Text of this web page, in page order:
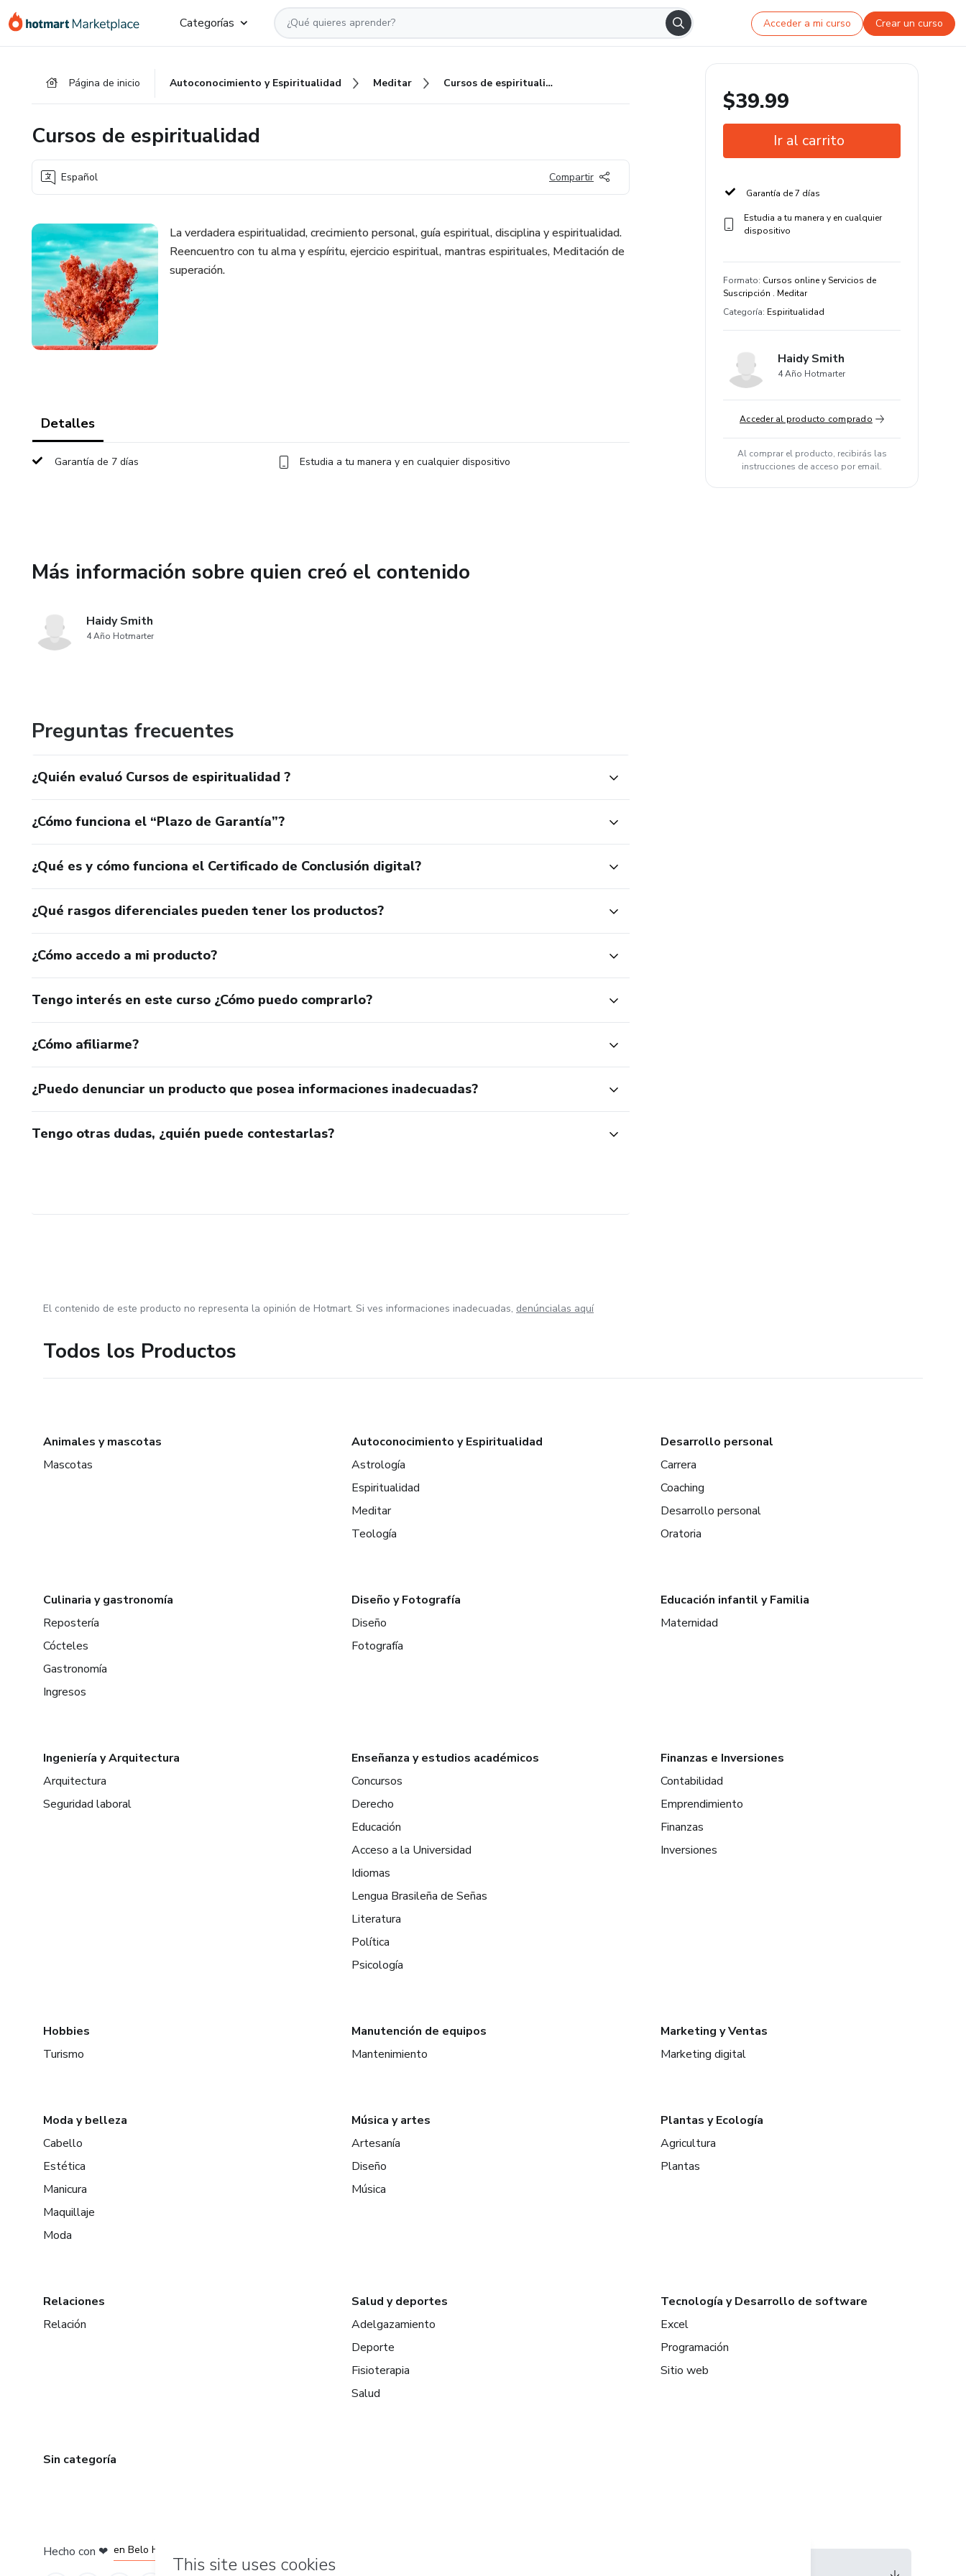
Categorías Acceder a mi curso Crear un curso
Página de inicio Autoconocimiento y Espiritualidad Meditar Cursos de espiritualidad
Cursos de espiritualidad
Español Compartir
La verdadera espiritualidad, crecimiento personal, guía espiritual, disciplina y espiritualidad.
Reencuentro con tu alma y espíritu, ejercicio espiritual, mantras espirituales, Meditación de
superación.
Detalles
Garantía de 7 días Estudia a tu manera y en cualquier dispositivo
Más información sobre quien creó el contenido
Haidy Smith
4 Año Hotmarter
Preguntas frecuentes
¿Quién evaluó Cursos de espiritualidad ?
¿Cómo funciona el “Plazo de Garantía”?
¿Qué es y cómo funciona el Certificado de Conclusión digital?
¿Qué rasgos diferenciales pueden tener los productos?
¿Cómo accedo a mi producto?
Tengo interés en este curso ¿Cómo puedo comprarlo?
¿Cómo afiliarme?
¿Puedo denunciar un producto que posea informaciones inadecuadas?
Tengo otras dudas, ¿quién puede contestarlas?
$39.99
Ir al carrito
Garantía de 7 días
Estudia a tu manera y en cualquier
dispositivo
Formato: Cursos online y Servicios de
Suscripción . Meditar
Categoría: Espiritualidad
Haidy Smith
4 Año Hotmarter
Acceder al producto comprado
Al comprar el producto, recibirás las
instrucciones de acceso por email.
El contenido de este producto no representa la opinión de Hotmart. Si ves informaciones inadecuadas, denúncialas aquí
Todos los Productos
Animales y mascotas
Mascotas
Autoconocimiento y Espiritualidad
Astrología
Espiritualidad
Meditar
Teología
Desarrollo personal
Carrera
Coaching
Desarrollo personal
Oratoria
Culinaria y gastronomía
Repostería
Cócteles
Gastronomía
Ingresos
Diseño y Fotografía
Diseño
Fotografía
Educación infantil y Familia
Maternidad
Ingeniería y Arquitectura
Arquitectura
Seguridad laboral
Enseñanza y estudios académicos
Concursos
Derecho
Educación
Acceso a la Universidad
Idiomas
Lengua Brasileña de Señas
Literatura
Política
Psicología
Finanzas e Inversiones
Contabilidad
Emprendimiento
Finanzas
Inversiones
Hobbies
Turismo
Manutención de equipos
Mantenimiento
Marketing y Ventas
Marketing digital
Moda y belleza
Cabello
Estética
Manicura
Maquillaje
Moda
Música y artes
Artesanía
Diseño
Música
Plantas y Ecología
Agricultura
Plantas
Relaciones
Relación
Salud y deportes
Adelgazamiento
Deporte
Fisioterapia
Salud
Tecnología y Desarrollo de software
Excel
Programación
Sitio web
Sin categoría
Hecho con ❤ en Belo Horizonte